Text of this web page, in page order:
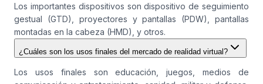
Los importantes dispositivos son dispositivo de seguimiento
gestual (GTD), proyectores y pantallas (PDW), pantallas
montadas en la cabeza (HMD), y otros.
¿Cuáles son los usos finales del mercado de realidad virtual?
Los usos finales son educación, juegos, medios de